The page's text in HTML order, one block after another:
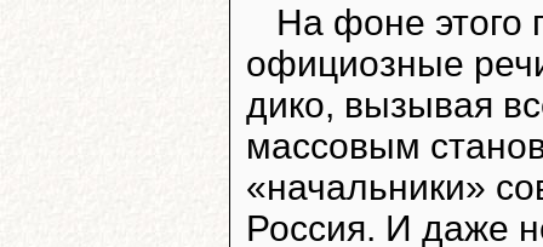
На фоне этого
официозные
дико, вызывая
массовым
«начальники»
Россия. И даже